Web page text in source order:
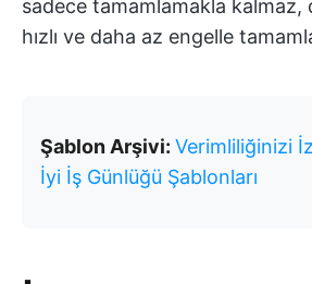
sadece tamamlamakla kalmaz,
hızlı ve daha az engelle
Şablon Arşivi: Verimliliğinizi
İyi İş Günlüğü Şablonları